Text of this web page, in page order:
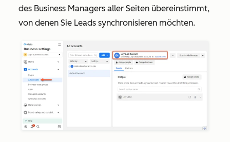
des Business Managers aller Seiten übereinstimmt,
von denen Sie Leads synchronisieren möchten.